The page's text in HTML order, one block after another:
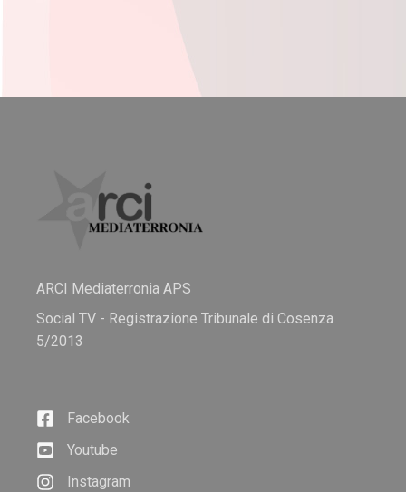
ARCI Mediaterronia APS
Social TV - Registrazione Tribunale di Cosenza
5/2013
Facebook
Youtube
Instagram